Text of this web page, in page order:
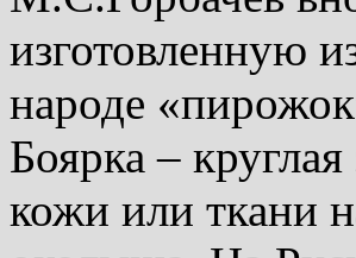
изготовленную
народе
Боярка –
кожи или ткани